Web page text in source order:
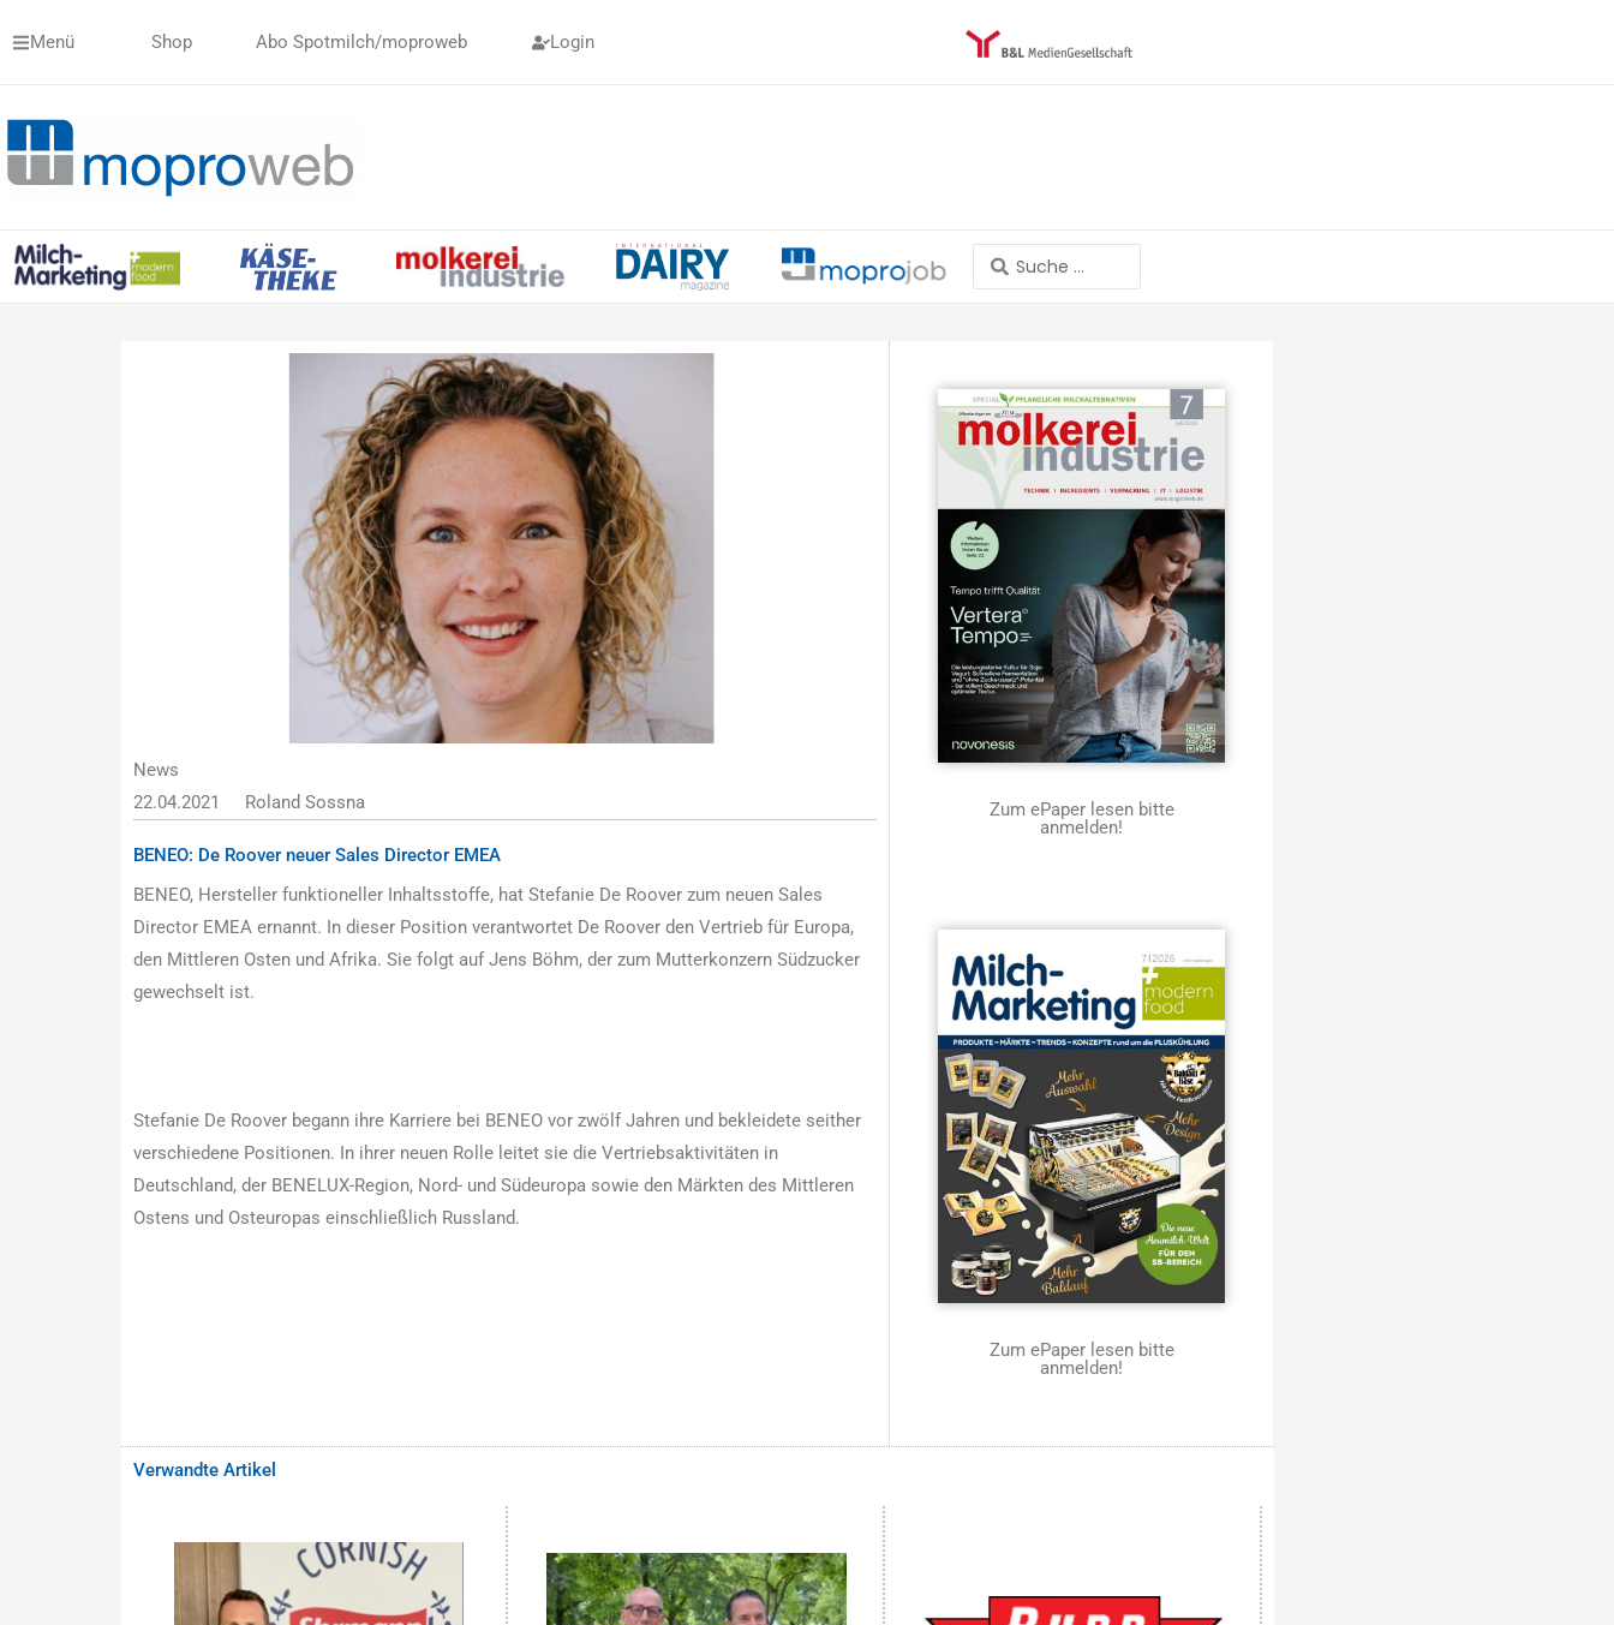
InhaltMenü Shop Abo Spotmilch/moproweb Login
Search
...
News
22.04.2021
Roland Sossna
BENEO: De Roover neuer Sales Director EMEA
BENEO, Hersteller funktioneller Inhaltsstoffe, hat Stefanie De Roover zum neuen Sales
Director EMEA ernannt. In dieser Position verantwortet De Roover den Vertrieb für Europa,
den Mittleren Osten und Afrika. Sie folgt auf Jens Böhm, der zum Mutterkonzern Südzucker
gewechselt ist.
Stefanie De Roover begann ihre Karriere bei BENEO vor zwölf Jahren und bekleidete seither
verschiedene Positionen. In ihrer neuen Rolle leitet sie die Vertriebsaktivitäten in
Deutschland, der BENELUX-Region, Nord- und Südeuropa sowie den Märkten des Mittleren
Ostens und Osteuropas einschließlich Russland.
Zum ePaper lesen bitte
anmelden!
Zum ePaper lesen bitte
anmelden!
Verwandte Artikel